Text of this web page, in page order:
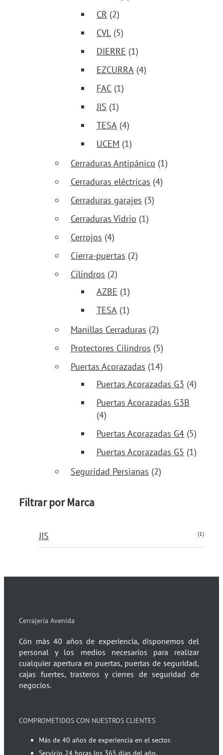
CR (2)
CVL (5)
DIERRE (1)
EZCURRA (4)
FAC (1)
JIS (1)
TESA (4)
UCEM (1)
Cerraduras Antipánico (1)
Cerraduras eléctricas (4)
Cerraduras garajes (3)
Cerraduras Vidrio (1)
Cerrojos (4)
Cierra-puertas (2)
Cilindros (2)
AZBE (1)
TESA (1)
Manillas Cerraduras (2)
Protectores Cilindros (5)
Puertas Acorazadas (14)
Puertas Acorazadas G3 (4)
Puertas Acorazadas G3B
(4)
Puertas Acorazadas G4 (5)
Puertas Acorazadas G5 (1)
Seguridad Persianas (2)
Filtrar por Marca
JIS (1)
Cerrajería Avenida
Cón más 40 años de experiencia, disponemos del
personal y los medios necesarios para realizar
cualquier apertura en puertas, puertas de seguridad,
cajas fuertes, trasteros y cierres de seguridad de
negocios.
COMPROMETIDOS CON NUESTROS CLIENTES
Más de 40 años de experiencia en el sector.
Servicio 24 horas los 365 días del año.